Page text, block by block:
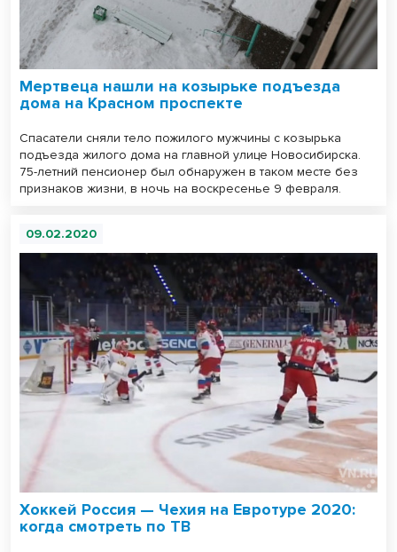
Мертвеца нашли на козырьке подъезда
дома на Красном проспекте
Спасатели сняли тело пожилого мужчины с козырька
подъезда жилого дома на главной улице Новосибирска.
75-летний пенсионер был обнаружен в таком месте без
признаков жизни, в ночь на воскресенье 9 февраля.
09.02.2020
Хоккей Россия — Чехия на Евротуре 2020:
когда смотреть по ТВ